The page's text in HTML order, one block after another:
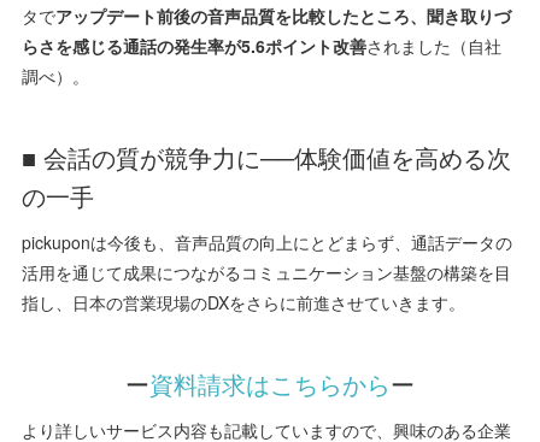
タでアップデート前後の音声品質を比較したところ、聞き取りづ
らさを感じる通話の発生率が5.6ポイント改善されました（自社
調べ）。
■ 会話の質が競争力に──体験価値を高める次
の一手
pickuponは今後も、音声品質の向上にとどまらず、通話データの
活用を通じて成果につながるコミュニケーション基盤の構築を目
指し、日本の営業現場のDXをさらに前進させていきます。
ー資料請求はこちらからー
より詳しいサービス内容も記載していますので、興味のある企業